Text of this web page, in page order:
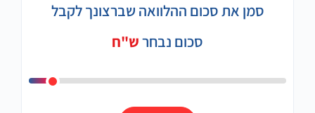
סמן את סכום ההלוואה שברצונך לקבל
סכום נבחרש"ח